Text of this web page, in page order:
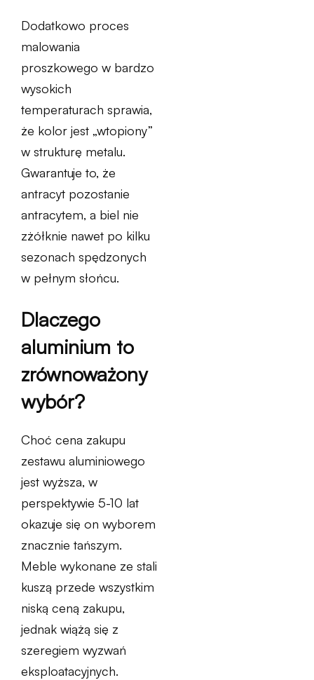
Dodatkowo proces
malowania
proszkowego w bardzo
wysokich
temperaturach sprawia,
że kolor jest „wtopiony”
w strukturę metalu.
Gwarantuje to, że
antracyt pozostanie
antracytem, a biel nie
zżółknie nawet po kilku
sezonach spędzonych
w pełnym słońcu.
Dlaczego
aluminium to
zrównoważony
wybór?
Choć cena zakupu
zestawu aluminiowego
jest wyższa, w
perspektywie 5-10 lat
okazuje się on wyborem
znacznie tańszym.
Meble wykonane ze stali
kuszą przede wszystkim
niską ceną zakupu,
jednak wiążą się z
szeregiem wyzwań
eksploatacyjnych.